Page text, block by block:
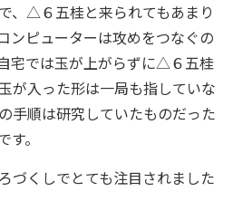
、△６五桂と来られてもあまり
ンピューターは攻めをつなぐの
宅では玉が上がらずに△６五桂
が入った形は一局も指していな
手順は研究していたものだった
。
づくしでとても注目されました